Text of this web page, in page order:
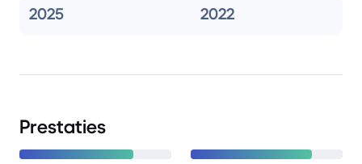
2025 2022
Prestaties